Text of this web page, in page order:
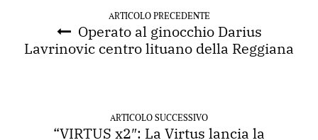
ARTICOLO PRECEDENTE
Operato al ginocchio Darius
Lavrinovic centro lituano della Reggiana
ARTICOLO SUCCESSIVO
“VIRTUS x2″: La Virtus lancia la